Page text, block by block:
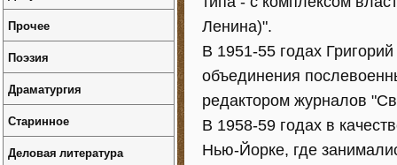
Ленина)".
В 1951-55 годах
объединения
редактором журналов
В 1958-59 годах в
Нью-Йорке, где
Прочее
Поэзия
Драматургия
Старинное
Деловая литература